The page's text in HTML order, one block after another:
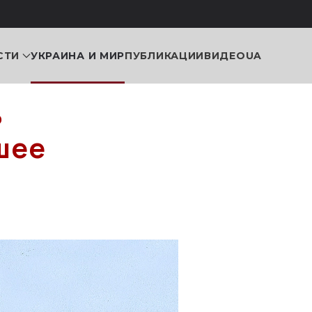
УКРАИНА И МИРПУБЛИКАЦИИВИДЕОUA